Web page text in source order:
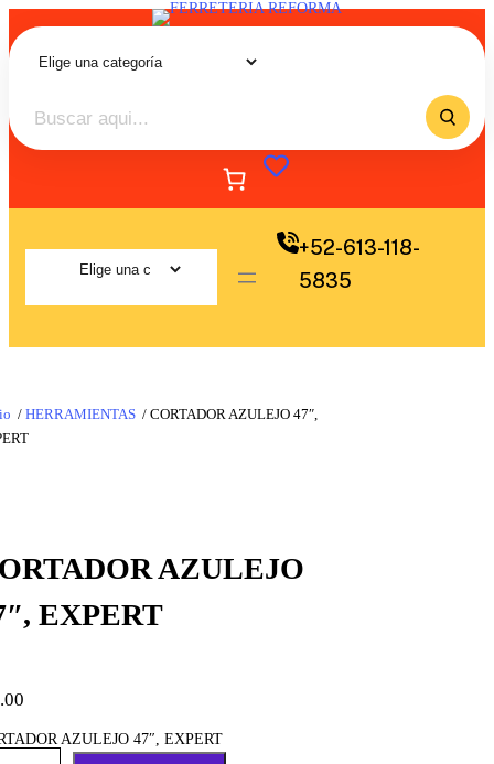
+52-613-118-
5835
/ HERRAMIENTAS / CORTADOR AZULEJO 47″,
AZULEJO
EXPERT
AZULEJO 47″, EXPERT